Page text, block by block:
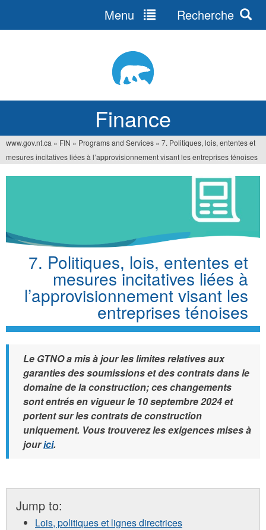
Finance
Menu Recherche
You
are
www.gov.nt.ca » FIN » Programs and Services » 7. Politiques, lois, ententes et
mesures incitatives liées à l’approvisionnement visant les entreprises ténoises
7. Politiques, lois, ententes et
mesures incitatives liées à
l’approvisionnement visant les
entreprises ténoises
Le GTNO a mis à jour les limites relatives aux
garanties des soumissions et des contrats dans le
domaine de la construction; ces changements
sont entrés en vigueur le 10 septembre 2024 et
portent sur les contrats de construction
uniquement. Vous trouverez les exigences mises à
jourici.
Jump to:
Lois, politiques et lignes directrices